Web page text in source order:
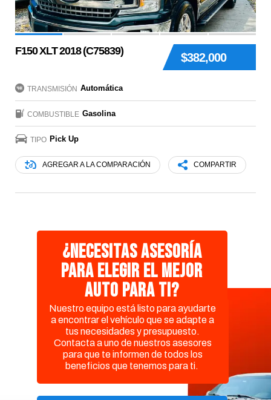
$382,000
F150 XLT 2018 (C75839)
TRANSMISIÓN Automática
COMBUSTIBLE Gasolina
TIPO Pick Up
AGREGAR A LA COMPARACIÓN COMPARTIR
¿Necesitas asesoría
para elegir el mejor
auto para ti?
Nuestro equipo está listo para ayudarte
a encontrar el vehículo que se adapte a
tus necesidades y presupuesto.
Contacta a uno de nuestros asesores
para que te informen de todos los
beneficios que tenemos para ti.